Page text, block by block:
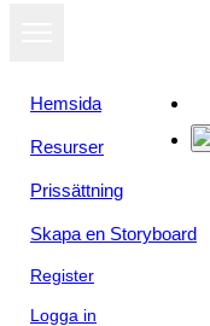
Hemsida
Resurser
Prissättning
Skapa en Storyboard
Register
Logga in